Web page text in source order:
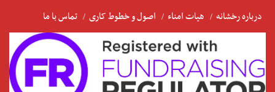
درباره رخشانه هیات امناء اصول و خطوط کاری تماس با ما